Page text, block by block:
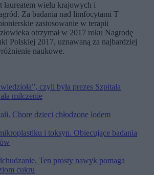
laureatem wielu krajowych i
Za badania nad limfocytami T
zastosowanie w terapii
otrzymał w 2017 roku Nagrodę
Polskiej 2017, uznawaną za najbardziej
naukowe.
czyli była prezes Szpitala
milczenie
Chore dzieci chłodzone lodem
i toksyn. Obiecujące badania
Ten prosty nawyk pomaga
cukru